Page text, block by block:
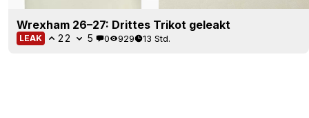
Wrexham 26–27: Drittes Trikot geleakt
LEAK 22 5 0 929 13 Std.